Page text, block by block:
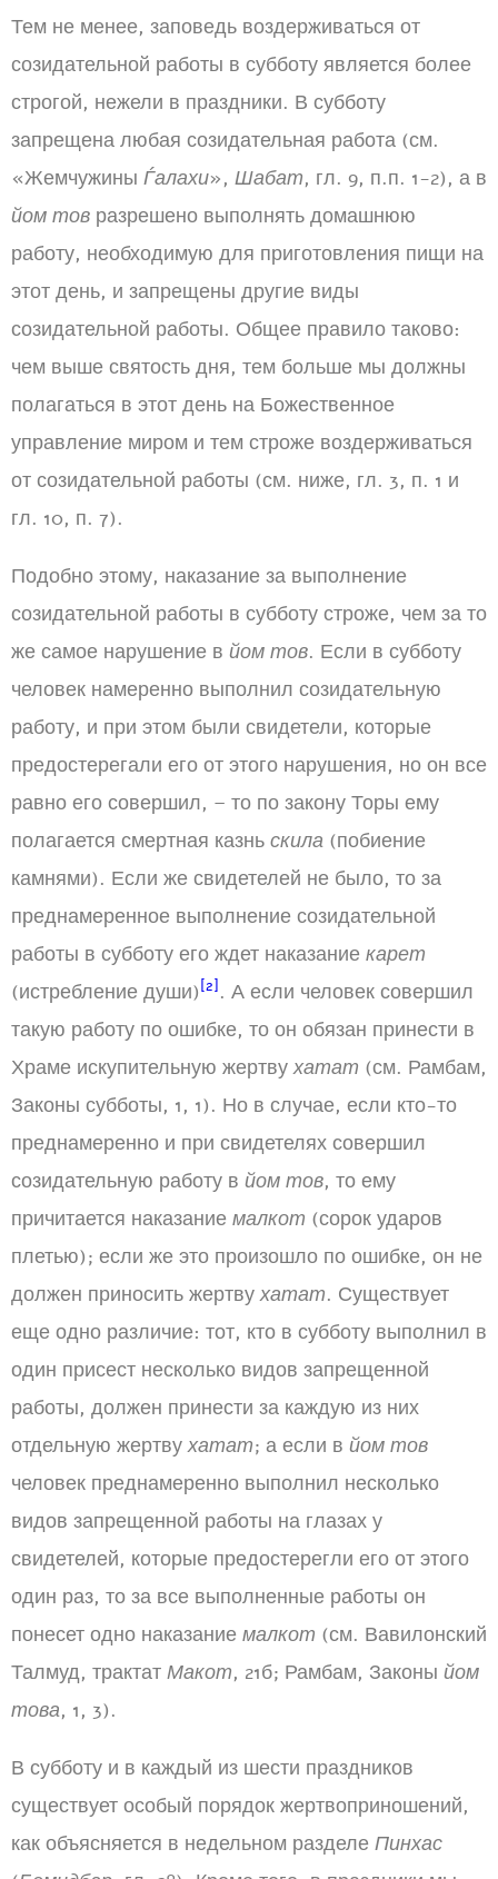
Тем не менее, заповедь воздерживаться от
созидательной работы в субботу является более
строгой, нежели в праздники. В субботу
запрещена любая созидательная работа (см.
«Жемчужины Ѓалахи», Шабат, гл. 9, п.п. 1-2), а в
йом тов разрешено выполнять домашнюю
работу, необходимую для приготовления пищи на
этот день, и запрещены другие виды
созидательной работы. Общее правило таково:
чем выше святость дня, тем больше мы должны
полагаться в этот день на Божественное
управление миром и тем строже воздерживаться
от созидательной работы (см. ниже, гл. 3, п. 1 и
гл. 10, п. 7).
Подобно этому, наказание за выполнение
созидательной работы в субботу строже, чем за то
же самое нарушение в йом тов. Если в субботу
человек намеренно выполнил созидательную
работу, и при этом были свидетели, которые
предостерегали его от этого нарушения, но он все
равно его совершил, – то по закону Торы ему
полагается смертная казнь скила (побиение
камнями). Если же свидетелей не было, то за
преднамеренное выполнение созидательной
работы в субботу его ждет наказание карет
(истребление души) [2] . А если человек совершил
такую работу по ошибке, то он обязан принести в
Храме искупительную жертвухатат (см. Рамбам,
Законы субботы, 1, 1). Но в случае, если кто-то
преднамеренно и при свидетелях совершил
созидательную работу в йом тов, то ему
причитается наказание малкот (сорок ударов
плетью); если же это произошло по ошибке, он не
должен приносить жертвухатат. Существует
еще одно различие: тот, кто в субботу выполнил в
один присест несколько видов запрещенной
работы, должен принести за каждую из них
отдельную жертвухатат; а если в йом тов
человек преднамеренно выполнил несколько
видов запрещенной работы на глазах у
свидетелей, которые предостерегли его от этого
один раз, то за все выполненные работы он
понесет одно наказание малкот (см. Вавилонский
Талмуд, трактат Макот, 21б; Рамбам, Законы йом
това, 1, 3).
В субботу и в каждый из шести праздников
существует особый порядок жертвоприношений,
как объясняется в недельном разделе Пинхас